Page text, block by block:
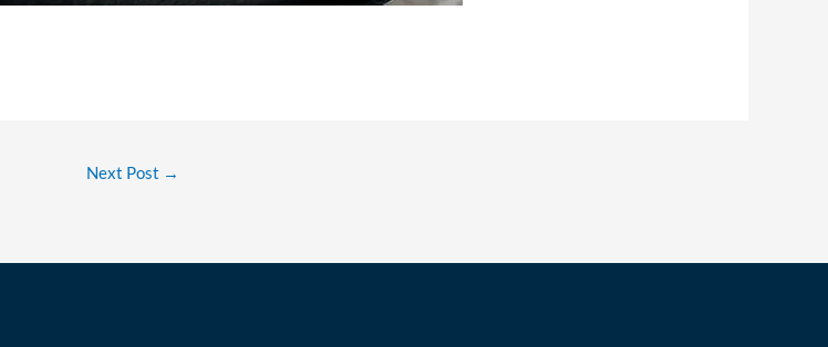
Next Post →